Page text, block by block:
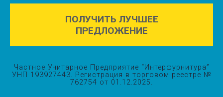
ПОЛУЧИТЬ ЛУЧШЕЕ
ПРЕДЛОЖЕНИЕ
Частное Унитарное Предприятие “Интерфурнитура”
УНП 193927443. Регистрация в торговом реестре №
762754 от 01.12.2025.